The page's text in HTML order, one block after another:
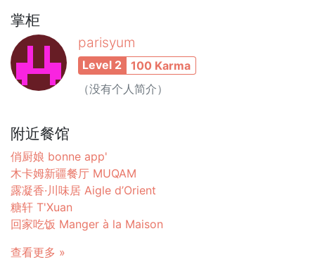
掌柜
parisyum
Level 2
100 Karma
（没有个人简介）
附近餐馆
俏厨娘 bonne app'
木卡姆新疆餐厅 MUQAM
露凝香·川味居 Aigle d’Orient
糖轩 T'Xuan
回家吃饭 Manger à la Maison
查看更多 »